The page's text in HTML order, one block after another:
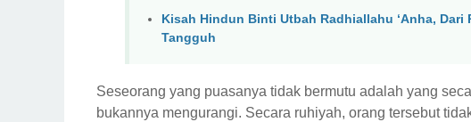
Kisah Hindun Binti Utbah Radhiallahu ‘Anha, Dari
Tangguh
Seseorang yang puasanya tidak bermutu adalah yang
bukannya mengurangi. Secara ruhiyah, orang tersebut